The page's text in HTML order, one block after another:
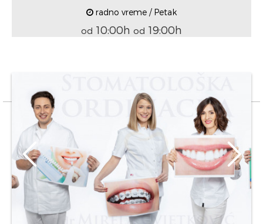
radno vreme / Petak
od 10:00h od 19:00h